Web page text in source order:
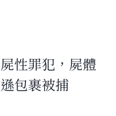
性罪犯，屍體
包裹被捕